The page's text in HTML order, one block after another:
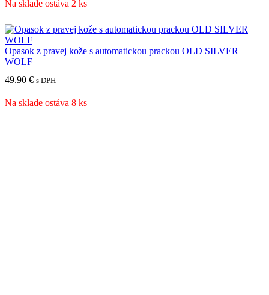
Na sklade ostáva 2 ks
Opasok z pravej kože s automatickou prackou OLD SILVER
WOLF
49.90 € s DPH
Na sklade ostáva 8 ks